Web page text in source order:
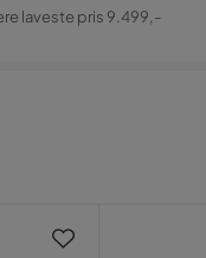
laveste pris 9.499,-